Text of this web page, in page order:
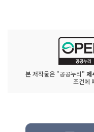
본 저작물은 "공공누리" 제
조건에